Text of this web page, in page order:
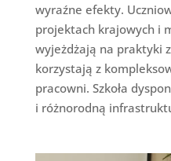
wyraźne efekty.
projektach krajowych i
wyjeżdżają na praktyki
korzystają z
pracowni. Szkoła
i różnorodną